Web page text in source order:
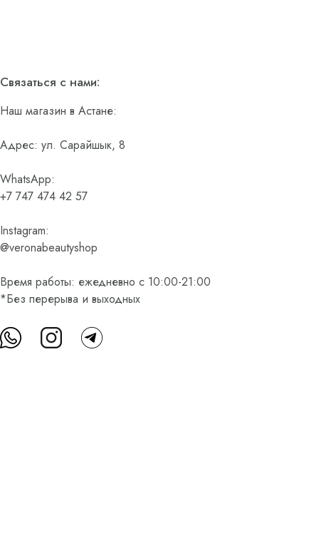
Связаться с нами:
Наш магазин в Астане:
Адрес: ул. Сарайшык, 8
WhatsApp:
+7 747 474 42 57
Instagram:
@veronabeautyshop
Время работы: ежедневно с 10:00-21:00
*Без перерыва и выходных